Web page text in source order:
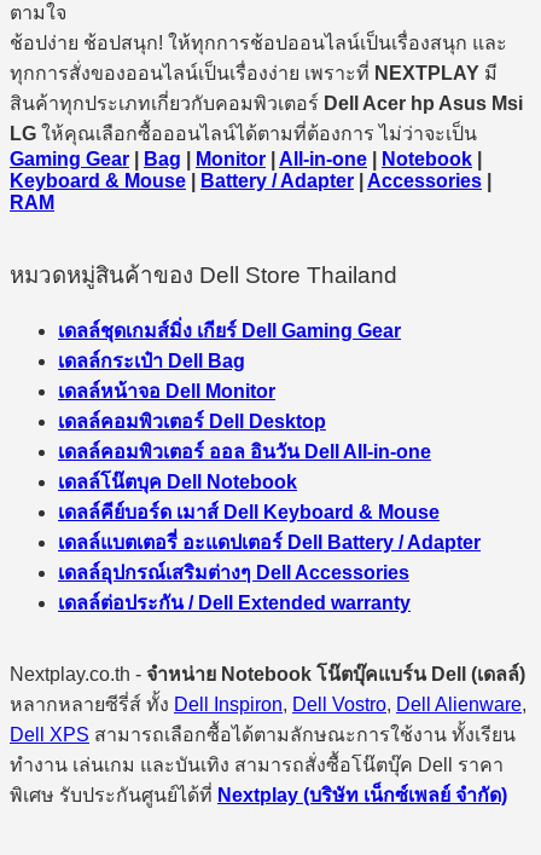
ตามใจ
ช้อปง่าย ช้อปสนุก! ให้ทุกการช้อปออนไลน์เป็นเรื่องสนุก และ
ทุกการสั่งของออนไลน์เป็นเรื่องง่าย เพราะที่ NEXTPLAY มี
สินค้าทุกประเภทเกี่ยวกับคอมพิวเตอร์ Dell Acer hp Asus Msi
LG ให้คุณเลือกซื้อออนไลน์ได้ตามที่ต้องการ ไม่ว่าจะเป็น
Gaming Gear
Bag Monitor All-in-one Notebook
Keyboard & Mouse
Battery / Adapter Accessories
RAM
หมวดหมู่สินค้าของ Dell Store Thailand
เดลล์ชุดเกมส์มิ่ง เกียร์ Dell Gaming Gear
เดลล์กระเป๋า Dell Bag
เดลล์หน้าจอ Dell Monitor
เดลล์คอมพิวเตอร์ Dell Desktop
เดลล์คอมพิวเตอร์ ออล อินวัน Dell All-in-one
เดลล์โน๊ตบุค Dell Notebook
เดลล์คีย์บอร์ด เมาส์ Dell Keyboard & Mouse
เดลล์แบตเตอรี่ อะแดปเตอร์ Dell Battery / Adapter
เดลล์อุปกรณ์เสริมต่างๆ Dell Accessories
เดลล์ต่อประกัน / Dell Extended warranty
Nextplay.co.th - จำหน่าย Notebook โน๊ตบุ๊คแบร์น Dell (เดลล์)
หลากหลายซีรี่ส์ ทั้ง Dell Inspiron, Dell Vostro, Dell Alienware,
Dell XPS สามารถเลือกซื้อได้ตามลักษณะการใช้งาน ทั้งเรียน
ทำงาน เล่นเกม และบันเทิง สามารถสั่งซื้อโน๊ตบุ๊ค Dell ราคา
พิเศษ รับประกันศูนย์ได้ที่ Nextplay (บริษัท เน็กซ์เพลย์ จำกัด)